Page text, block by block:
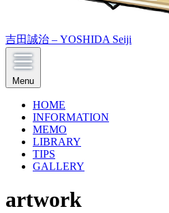
吉田誠治 – YOSHIDA Seiji
Menu
HOME
INFORMATION
MEMO
LIBRARY
TIPS
GALLERY
artwork